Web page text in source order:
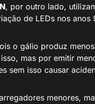
, por outro lado,
de LEDs nos anos
o gálio produz
mas por emitir
sem isso causar
menores,